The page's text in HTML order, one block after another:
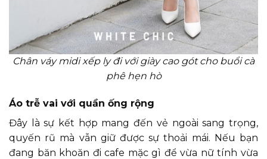
Chân váy midi xếp ly đi với giày cao gót cho buổi cà
phê hẹn hò
Áo trễ vai với quần ống rộng
Đây là sự kết hợp mang đến vẻ ngoài sang trọng,
quyến rũ mà vẫn giữ được sự thoải mái. Nếu bạn
đang băn khoăn đi cafe mặc gì để vừa nữ tính vừa